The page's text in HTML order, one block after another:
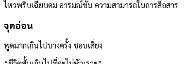
ไหวพริบเฉียบคม อารมณ์ขัน ความสามารถในการสื่อสาร
จุดอ่อน
พูดมากเกินไปบางครั้ง ชอบเสี่ยง